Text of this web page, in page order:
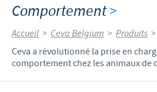
Comportement>
Accueil > Ceva Belgium > Produits >
Ceva a révolutionné la prise en
comportement chez les animaux de